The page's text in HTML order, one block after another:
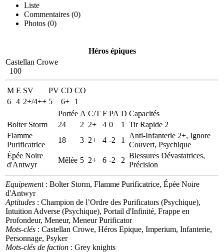
Liste
Commentaires (0)
Photos (0)
Héros épiques
Castellan Crowe
100
M E SV PV CD CO
6 4 2+/4++ 5 6+
1
Portée A C/T F PA D Capacités
Bolter Storm
24 2 2+ 4 0 1
Tir Rapide 2
Flamme
Purificatrice
18 3 2+ 4 -2 1
Anti-Infanterie 2+, Ignore
Couvert, Psychique
Épée Noire
d'Antwyr
Mêlée 5 2+ 6 -2 2
Blessures Dévastatrices,
Précision
Equipement: Bolter Storm, Flamme Purificatrice, Épée Noire
d'Antwyr
Aptitudes : Champion de l’Ordre des Purificators (Psychique),
Intuition Adverse (Psychique), Portail d'Infinité, Frappe en
Profondeur, Meneur, Meneur Purificator
Mots-clés : Castellan Crowe, Héros Epique, Imperium, Infanterie,
Personnage, Psyker
Mots-clés de faction : Grey knights